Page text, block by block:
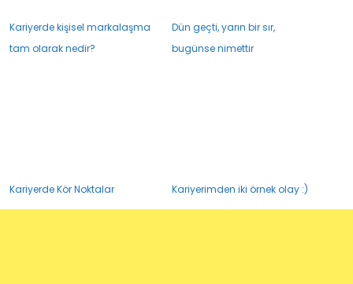
Kariyerde kişisel markalaşma
tam olarak nedir?
Dün geçti, yarın bir sır,
bugünse nimettir
Kariyerde Kör Noktalar Kariyerimden iki örnek olay :)